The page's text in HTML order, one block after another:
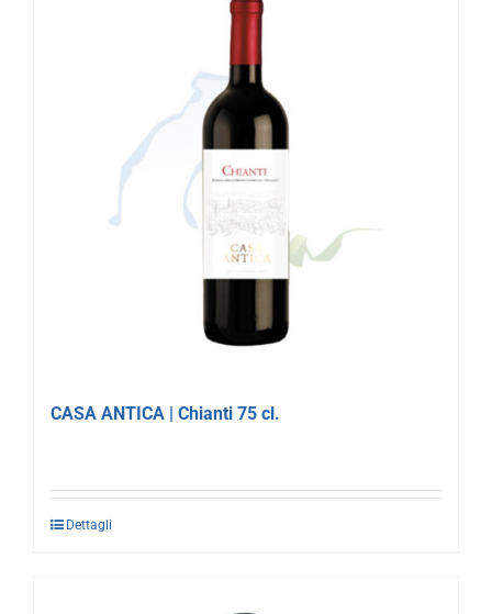
CASA ANTICA | Chianti 75 cl.
Dettagli